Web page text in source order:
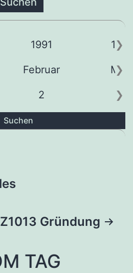
1991
Februar
2 3
Suchen
Gründung
TAG